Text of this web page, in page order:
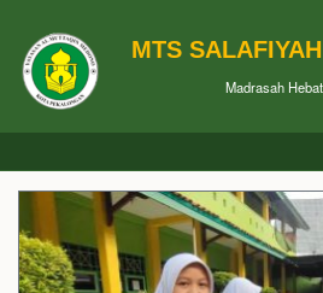
MTS
Madrasah